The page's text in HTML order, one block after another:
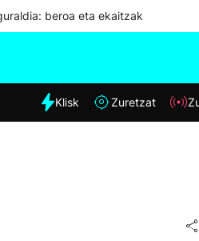
beroa eta ekaitzak
Klisk Zuretzat